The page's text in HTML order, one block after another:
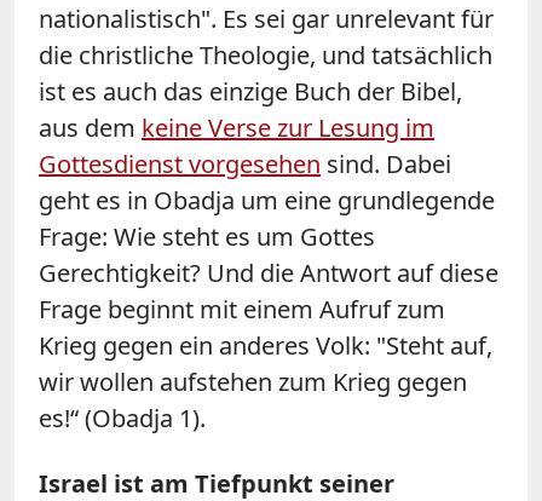
nationalistisch". Es sei gar unrelevant für
die christliche Theologie, und tatsächlich
ist es auch das einzige Buch der Bibel,
aus dem keine Verse zur Lesung im
Gottesdienst vorgesehen sind. Dabei
geht es in Obadja um eine grundlegende
Frage: Wie steht es um Gottes
Gerechtigkeit? Und die Antwort auf diese
Frage beginnt mit einem Aufruf zum
Krieg gegen ein anderes Volk: "Steht auf,
wir wollen aufstehen zum Krieg gegen
es!“ (Obadja 1).
Israel ist am Tiefpunkt seiner